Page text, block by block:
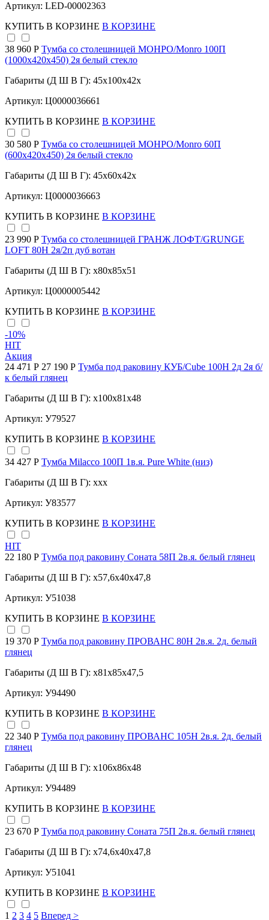
Артикул: LED-00002363
КУПИТЬ В КОРЗИНЕ В КОРЗИНЕ
38 960 Р Тумба со столешницей МОНРО/Monro 100П
(1000х420х450) 2я белый стекло
Габариты (Д Ш В Г): 45x100x42x
Артикул: Ц0000036661
КУПИТЬ В КОРЗИНЕ В КОРЗИНЕ
30 580 Р Тумба со столешницей МОНРО/Monro 60П
(600х420х450) 2я белый стекло
Габариты (Д Ш В Г): 45x60x42x
Артикул: Ц0000036663
КУПИТЬ В КОРЗИНЕ В КОРЗИНЕ
23 990 Р Тумба со столешницей ГРАНЖ ЛОФТ/GRUNGE
LOFT 80Н 2я/2п дуб вотан
Габариты (Д Ш В Г): x80x85x51
Артикул: Ц0000005442
КУПИТЬ В КОРЗИНЕ В КОРЗИНЕ
-10%
HIT
Акция
24 471 Р 27 190 Р Тумба под раковину КУБ/Cube 100Н 2д 2я б/
к белый глянец
Габариты (Д Ш В Г): x100x81x48
Артикул: У79527
КУПИТЬ В КОРЗИНЕ В КОРЗИНЕ
34 427 Р Тумба Milacco 100П 1в.я. Pure White (низ)
Габариты (Д Ш В Г): xxx
Артикул: У83577
КУПИТЬ В КОРЗИНЕ В КОРЗИНЕ
HIT
22 180 Р Тумба под раковину Соната 58П 2в.я. белый глянец
Габариты (Д Ш В Г): x57,6x40x47,8
Артикул: У51038
КУПИТЬ В КОРЗИНЕ В КОРЗИНЕ
19 370 Р Тумба под раковину ПРОВАНС 80Н 2в.я. 2д. белый
глянец
Габариты (Д Ш В Г): x81x85x47,5
Артикул: У94490
КУПИТЬ В КОРЗИНЕ В КОРЗИНЕ
22 340 Р Тумба под раковину ПРОВАНС 105Н 2в.я. 2д. белый
глянец
Габариты (Д Ш В Г): x106x86x48
Артикул: У94489
КУПИТЬ В КОРЗИНЕ В КОРЗИНЕ
23 670 Р Тумба под раковину Соната 75П 2в.я. белый глянец
Габариты (Д Ш В Г): x74,6x40x47,8
Артикул: У51041
КУПИТЬ В КОРЗИНЕ В КОРЗИНЕ
1 2 3 4 5 Вперед >